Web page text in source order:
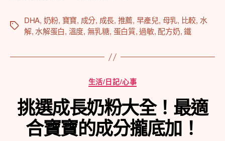
標
DHA, 奶粉, 寶寶, 成分, 成長, 推薦, 早產兒, 母乳, 比較, 水
解, 水解蛋白, 溫度, 無乳糖, 蛋白質,過敏,配方奶,鐵
分
類
生活/日記/心事
挑選成長奶粉大全！最適
合寶寶的成分攏底加！